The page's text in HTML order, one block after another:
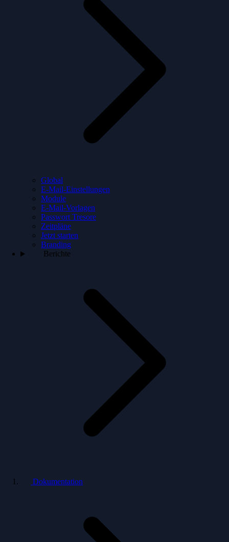
Global
E-Mail-Einstellungen
Module
E-Mail-Vorlagen
Passwort Tresore
Zeitpläne
Jetzt starten
Branding
Berichte
Dokumentation